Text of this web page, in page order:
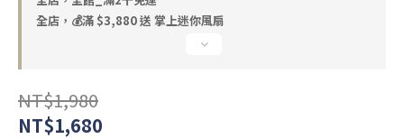
全店，💰滿 $3,880 送 掌上迷你風扇
NT$1,980
NT$1,680